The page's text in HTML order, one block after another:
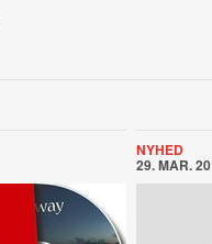
NYHED
29. MAR.